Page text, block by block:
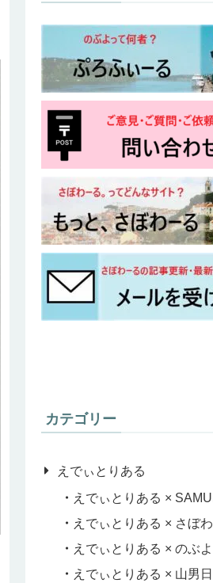
カテゴリー
えでぃとりある
えでぃとりある ×
えでぃとりある × さぼ
えでぃとりある × のぶ
えでぃとりある × 山男